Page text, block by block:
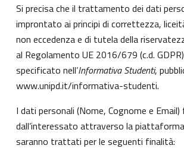
Si precisa che il trattamento dei dati
improntato ai principi di correttezza,
non eccedenza e di tutela della
al Regolamento UE 2016/679 (c.d.
specificato nell’Informativa Studenti,
www.unipd.it/informativa-studenti.
I dati personali (Nome, Cognome e
dall’interessato attraverso la
saranno trattati per le seguenti finalità: